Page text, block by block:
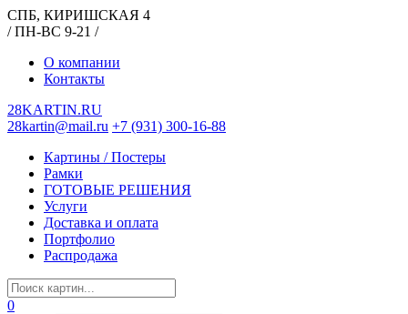
СПБ, КИРИШСКАЯ 4
/ ПН-ВС 9-21 /
О компании
Контакты
28KARTIN.RU
28kartin@mail.ru +7 (931) 300-16-88
Картины / Постеры
Рамки
ГОТОВЫЕ РЕШЕНИЯ
Услуги
Доставка и оплата
Портфолио
Распродажа
0